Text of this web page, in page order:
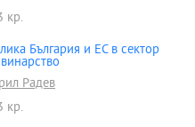
кр.
България и ЕС в сектор
Радев
кр.